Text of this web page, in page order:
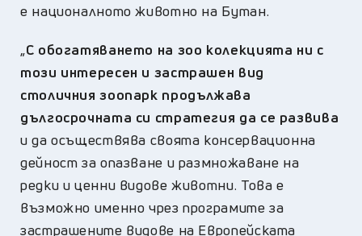
е националното животно на Бутан.
„С обогатяването на зоо колекцията ни с
този интересен и застрашен вид
столичния зоопарк продължава
дългосрочната си стратегия да се развива
и да осъществява своята консервационна
дейност за опазване и размножаване на
редки и ценни видове животни. Това е
възможно именно чрез програмите за
застрашените видове на Европейската